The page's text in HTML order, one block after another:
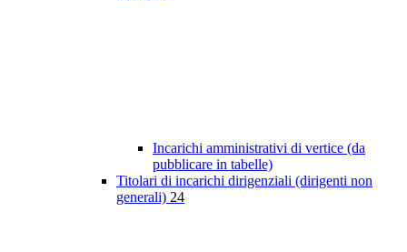
Incarichi amministrativi di vertice (da
pubblicare in tabelle)
Titolari di incarichi dirigenziali (dirigenti non
generali) 24